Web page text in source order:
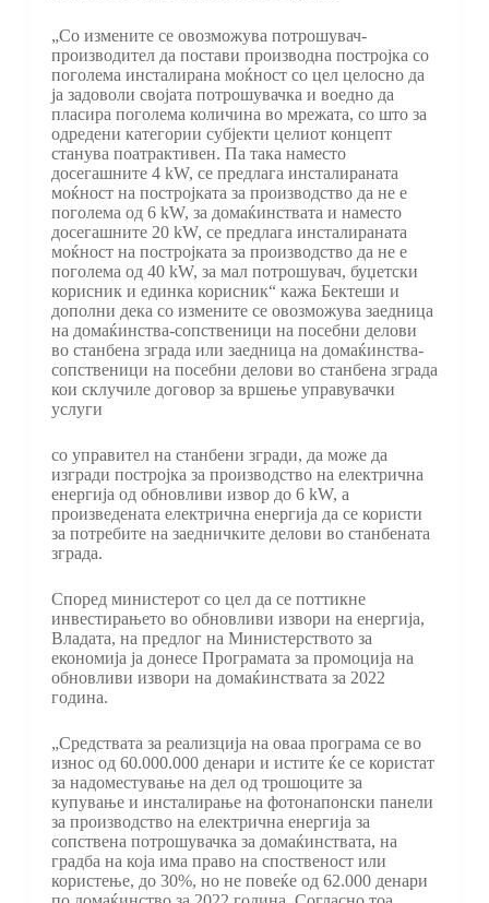
„Со измените се овозможува потрошувач-
производител да постави производна постројка со
поголема инсталирана моќност со цел целосно да
ја задоволи својата потрошувачка и воедно да
пласира поголема количина во мрежата, со што за
одредени категории субјекти целиот концепт
станува поатрактивен. Па така наместо
досегашните 4 kW, се предлага инсталираната
моќност на постројката за производство да не е
поголема од 6 kW, за домаќинствата и наместо
досегашните 20 kW, се предлага инсталираната
моќност на постројката за производство да не е
поголема од 40 kW, за мал потрошувач, буџетски
корисник и единка корисник“ кажа Бектеши и
дополни дека со измените се овозможува заедница
на домаќинства-сопственици на посебни делови
во станбена зграда или заедница на домаќинства-
сопственици на посебни делови во станбена зграда
кои склучиле договор за вршење управувачки
услуги
со управител на станбени згради, да може да
изгради постројка за производство на електрична
енергија од обновливи извор до 6 kW, а
произведената електрична енергија да се користи
за потребите на заедничките делови во станбената
зграда.
Според министерот со цел да се поттикне
инвестирањето во обновливи извори на енергија,
Владата, на предлог на Министерството за
економија ја донесе Програмата за промоција на
обновливи извори на домаќинствата за 2022
година.
„Средствата за реализција на оваа програма се во
износ од 60.000.000 денари и истите ќе се користат
за надоместување на дел од трошоците за
купување и инсталирање на фотонапонски панели
за производство на електрична енергија за
сопствена потрошувачка за домаќинствата, на
градба на која има право на споственост или
користење, до 30%, но не повеќе од 62.000 денари